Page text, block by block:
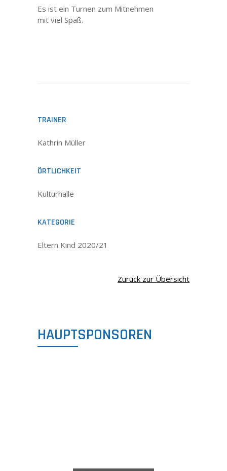
Es ist ein Turnen zum Mitnehmen
mit viel Spaß.
TRAINER
Kathrin Müller
ÖRTLICHKEIT
Kulturhalle
KATEGORIE
Eltern Kind 2020/21
Zurück zur Übersicht
HAUPTSPONSOREN